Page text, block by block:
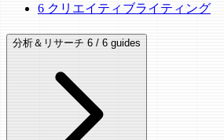
6 クリエイティブライティング
分析＆リサーチ 6 / 6 guides